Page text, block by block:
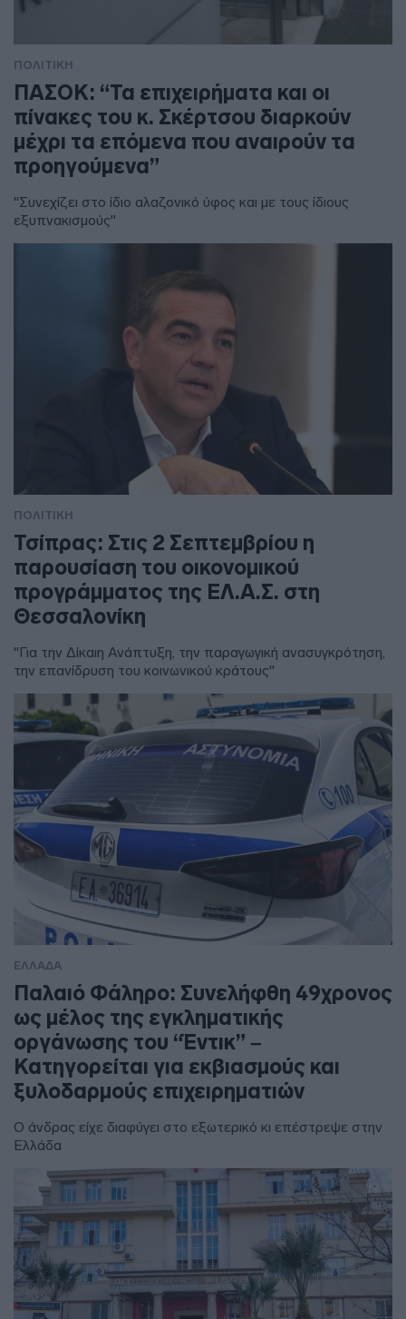
ΠΟΛΙΤΙΚΗ
ΠΑΣΟΚ: “Τα επιχειρήματα και οι
πίνακες του κ. Σκέρτσου διαρκούν
μέχρι τα επόμενα που αναιρούν τα
προηγούμενα”
"Συνεχίζει στο ίδιο αλαζονικό ύφος και με τους ίδιους
εξυπνακισμούς"
ΠΟΛΙΤΙΚΗ
Τσίπρας: Στις 2 Σεπτεμβρίου η
παρουσίαση του οικονομικού
προγράμματος της ΕΛ.Α.Σ. στη
Θεσσαλονίκη
"Για την Δίκαιη Ανάπτυξη, την παραγωγική ανασυγκρότηση,
την επανίδρυση του κοινωνικού κράτους"
ΕΛΛΑΔΑ
Παλαιό Φάληρο: Συνελήφθη 49χρονος
ως μέλος της εγκληματικής
οργάνωσης του “Έντικ” –
Κατηγορείται για εκβιασμούς και
ξυλοδαρμούς επιχειρηματιών
Ο άνδρας είχε διαφύγει στο εξωτερικό κι επέστρεψε στην
Ελλάδα